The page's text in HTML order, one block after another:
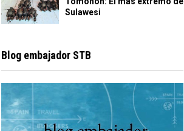
Sulawesi
Blog embajador STB